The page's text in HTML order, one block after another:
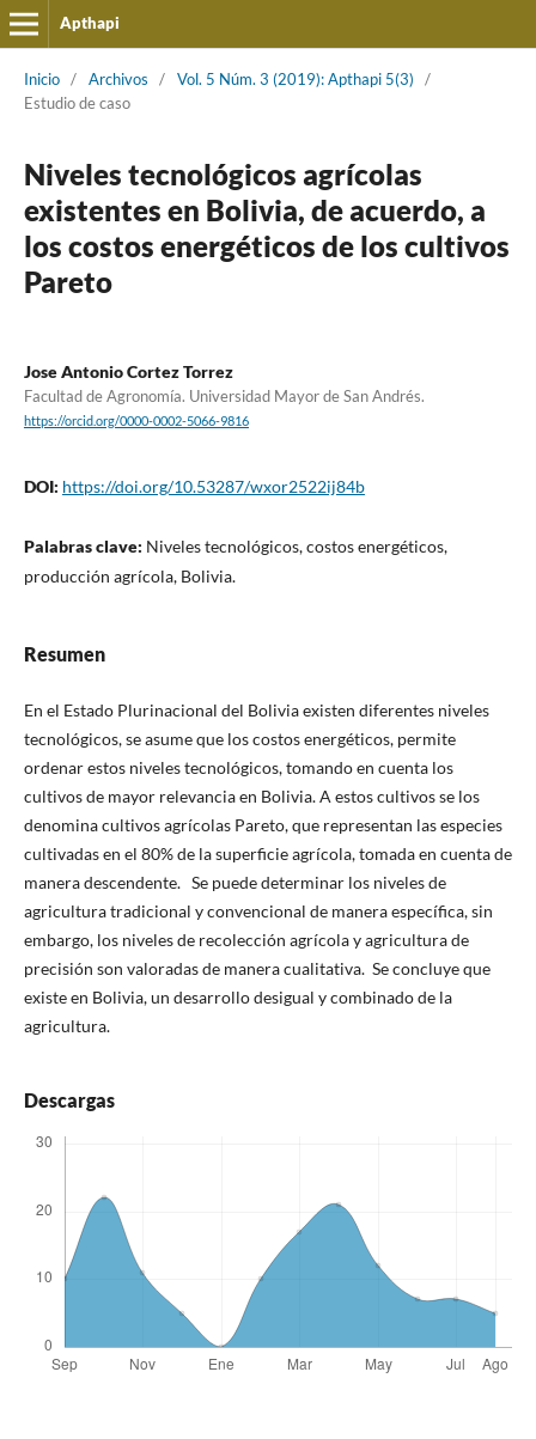
Apthapi
Inicio / Archivos / Vol. 5 Núm. 3 (2019): Apthapi 5(3)
/
Estudio de caso
Niveles tecnológicos agrícolas
existentes en Bolivia, de acuerdo, a
los costos energéticos de los cultivos
Pareto
Jose Antonio Cortez Torrez
Facultad de Agronomía. Universidad Mayor de San Andrés.
https://orcid.org/0000-0002-5066-9816
DOI: https://doi.org/10.53287/wxor2522ij84b
Palabras clave: Niveles tecnológicos, costos energéticos,
producción agrícola, Bolivia.
Resumen
En el Estado Plurinacional del Bolivia existen diferentes niveles
tecnológicos, se asume que los costos energéticos, permite
ordenar estos niveles tecnológicos, tomando en cuenta los
cultivos de mayor relevancia en Bolivia. A estos cultivos se los
denomina cultivos agrícolas Pareto, que representan las especies
cultivadas en el 80% de la superficie agrícola, tomada en cuenta de
manera descendente. Se puede determinar los niveles de
agricultura tradicional y convencional de manera específica, sin
embargo, los niveles de recolección agrícola y agricultura de
precisión son valoradas de manera cualitativa. Se concluye que
existe en Bolivia, un desarrollo desigual y combinado de la
agricultura.
Descargas